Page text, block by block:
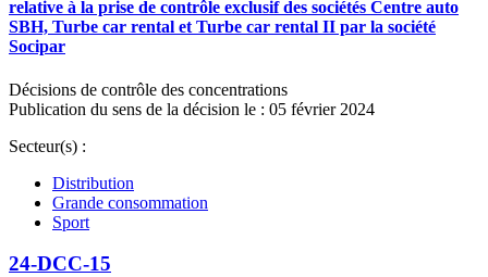
relative à la prise de contrôle exclusif des sociétés Centre auto
SBH, Turbe car rental et Turbe car rental II par la société
Socipar
Décisions de contrôle des concentrations
Publication du sens de la décision le : 05 février 2024
Secteur(s) :
Distribution
Grande consommation
Sport
24-DCC-15